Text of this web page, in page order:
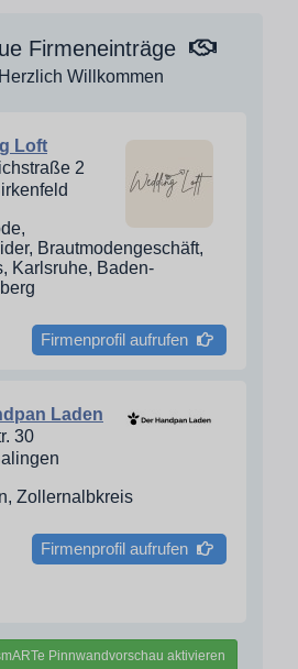
Firmeneinträge
Herzlich Willkommen
Loft
2
Brautmodengeschäft,
Karlsruhe, Baden-
Firmenprofil aufrufen
Laden
30
Zollernalbkreis
Firmenprofil aufrufen
Pinnwandvorschau aktivieren